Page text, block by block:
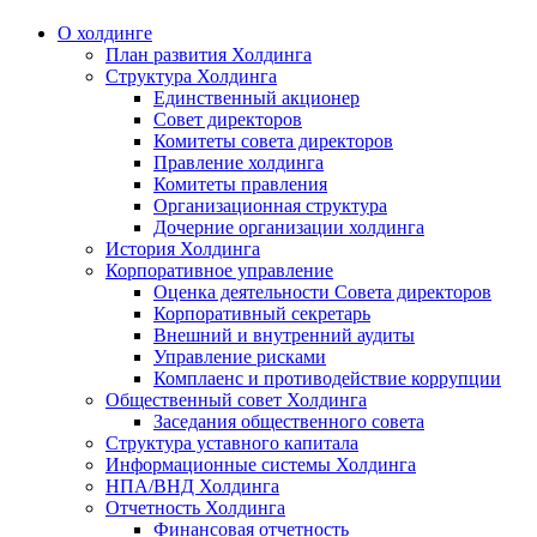
О холдинге
План развития Холдинга
Структура Холдинга
Единственный акционер
Совет директоров
Комитеты совета директоров
Правление холдинга
Комитеты правления
Организационная структура
Дочерние организации холдинга
История Холдинга
Корпоративное управление
Оценка деятельности Совета директоров
Корпоративный секретарь
Внешний и внутренний аудиты
Управление рисками
Комплаенс и противодействие коррупции
Общественный совет Холдинга
Заседания общественного совета
Структура уставного капитала
Информационные системы Холдинга
НПА/ВНД Холдинга
Отчетность Холдинга
Финансовая отчетность